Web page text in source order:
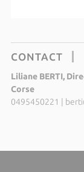
CONTACT
Liliane BERTI,
Corse
0495450221